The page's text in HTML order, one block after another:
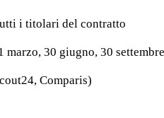
i titolari del contratto
30 giugno, 30
Comparis)